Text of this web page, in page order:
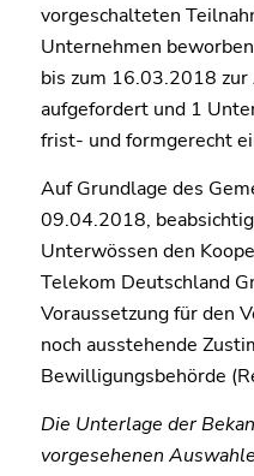
vorgeschalteten
Unternehmen
bis zum 16.03.2018 zur
aufgefordert und 1
frist- und formgerecht
Auf Grundlage des
09.04.2018,
Unterwössen den
Telekom Deutschland
Voraussetzung für den
noch ausstehende
Bewilligungsbehörde
Die Unterlage der
vorgesehenen